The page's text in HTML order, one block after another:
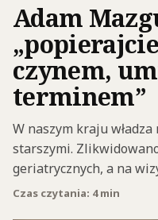
Adam
czynem,
terminem”
W naszym kraju
starszymi.
geriatrycznych, a na
Czas czytania: 4 min